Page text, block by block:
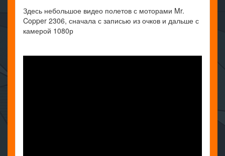
Здесь небольшое видео полетов с моторами Mr.
Copper 2306, сначала с записью из очков и дальше с
камерой 1080р